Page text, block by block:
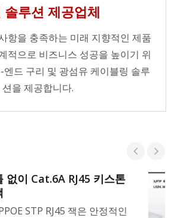
솔루션 제공업체
항을 충족하는 미래 지향적인 제품
적으로 비즈니스 성공을 높이기 위
드 구리 및 광섬유 케이블링 솔루
션을 제공합니다.
없이 Cat.6A RJ45 키스톤
STP RJ45 잭은 안정적인